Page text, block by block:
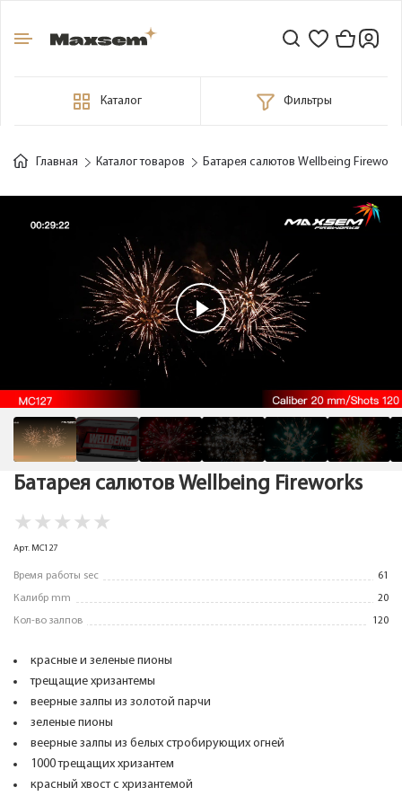
Каталог Фильтры
Главная Каталог товаров Батарея салютов Wellbeing Fireworks
Батарея салютов Wellbeing Fireworks
★ ★ ★ ★ ★
Арт. MC127
Время работы sec 61
Калибр mm 20
Кол-во залпов 120
красные и зеленые пионы
трещащие хризантемы
веерные залпы из золотой парчи
зеленые пионы
веерные залпы из белых стробирующих огней
1000 трещащих хризантем
красный хвост с хризантемой